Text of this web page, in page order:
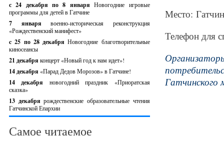
с 24 декабря по 8 январяНовогодние игровые
программы для детей в Гатчине
7 январявоенно-историческая реконструкция
«Рождественский манифест»
c 25 по 28 декабряНовогодние благотворительные
киносеансы
21 декабря концерт «Новый год к нам идет»!
14 декабря «Парад Дедов Морозов» в Гатчине!
14 декабря новогодний праздник «Приоратская
сказка»
13 декабрярождественские образовательные чтения
Гатчинской Епархии
Самое читаемое
Место:
Телефон для
Гатчинского